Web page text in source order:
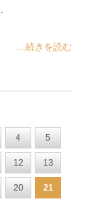
...続きを読む
4 5
12 13
20 21